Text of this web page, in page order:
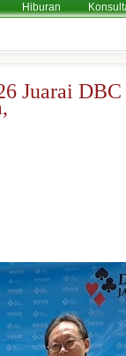
Hiburan
Juarai